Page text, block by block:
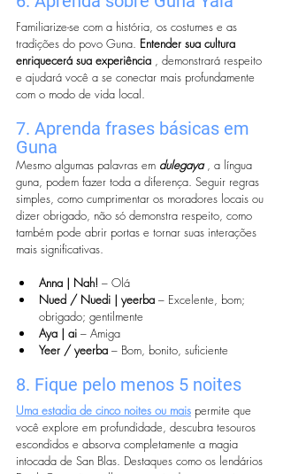
Familiarize-se com a história, os costumes e as
tradições do povo Guna. Entender sua cultura
enriquecerá sua experiência , demonstrará respeito
e ajudará você a se conectar mais profundamente
com o modo de vida local.
7. Aprenda frases básicas em
Guna
Mesmo algumas palavras em dulegaya , a língua
guna, podem fazer toda a diferença. Seguir regras
simples, como cumprimentar os moradores locais ou
dizer obrigado, não só demonstra respeito, como
também pode abrir portas e tornar suas interações
mais significativas.
Anna | Nah! – Olá
Nued / Nuedi | yeerba – Excelente, bom;
obrigado; gentilmente
Aya | ai – Amiga
Yeer / yeerba – Bom, bonito, suficiente
8. Fique pelo menos 5 noites
Uma estadia de cinco noites ou mais permite que
você explore em profundidade, descubra tesouros
escondidos e absorva completamente a magia
intocada de San Blas. Destaques como os lendários